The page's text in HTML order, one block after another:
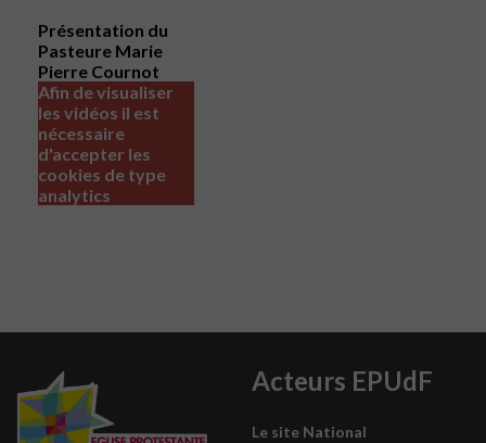
Présentation du
Pasteure Marie
Pierre Cournot
Afin de visualiser
les vidéos il est
nécessaire
d'accepter les
cookies de type
analytics
Acteurs EPUdF
Le site National